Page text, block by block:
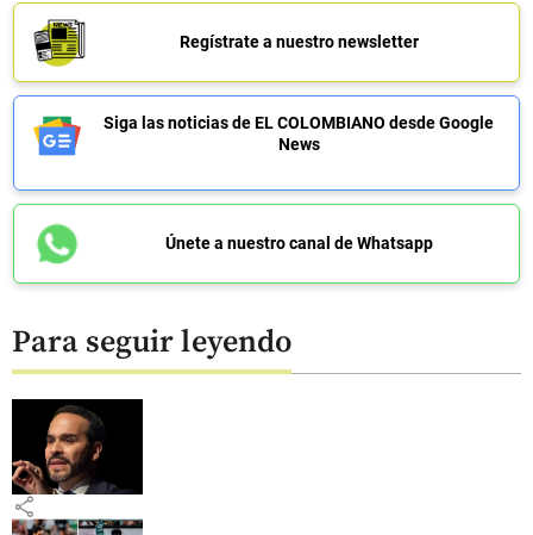
Regístrate a nuestro newsletter
Siga las noticias de EL COLOMBIANO desde Google
News
Únete a nuestro canal de Whatsapp
Para seguir leyendo
share